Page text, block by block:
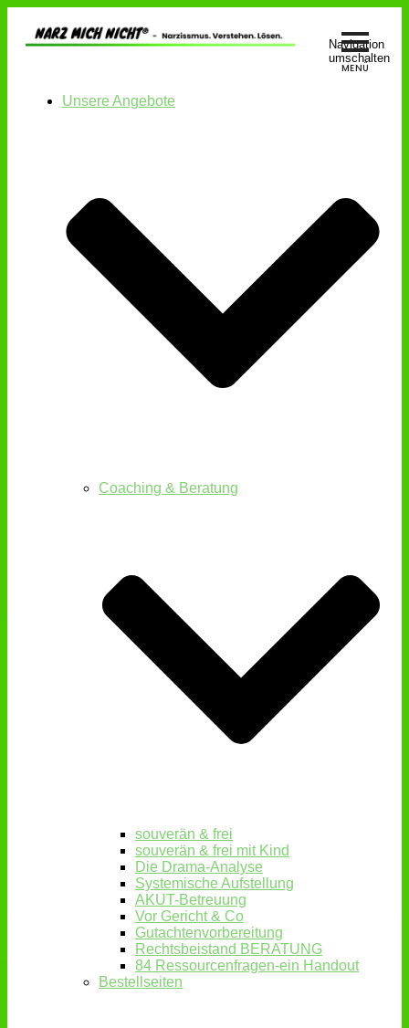
Navigation
umschalten
Unsere Angebote
Coaching & Beratung
souverän & frei
souverän & frei mit Kind
Die Drama-Analyse
Systemische Aufstellung
AKUT-Betreuung
Vor Gericht & Co
Gutachtenvorbereitung
Rechtsbeistand BERATUNG
84 Ressourcenfragen-ein Handout
Bestellseiten